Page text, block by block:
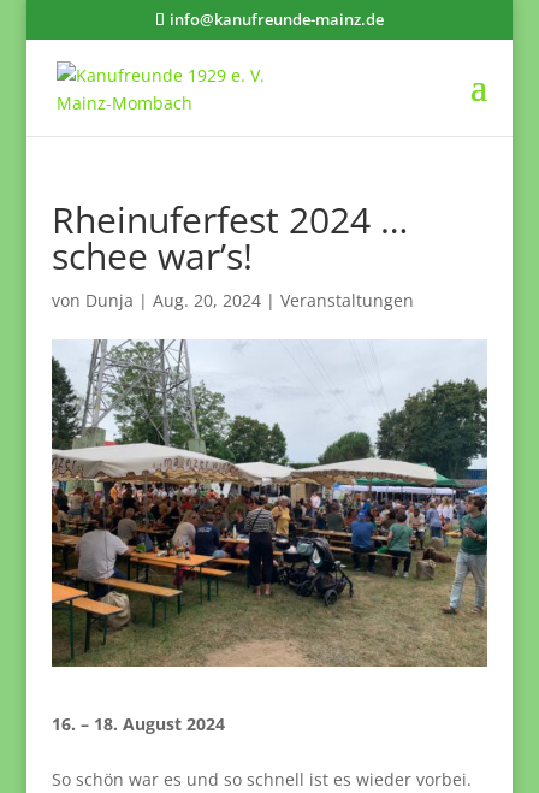
info@kanufreunde-mainz.de
Rheinuferfest 2024 …
schee war’s!
von Dunja | Aug. 20, 2024| Veranstaltungen
16. – 18. August 2024
So schön war es und so schnell ist es wieder vorbei.